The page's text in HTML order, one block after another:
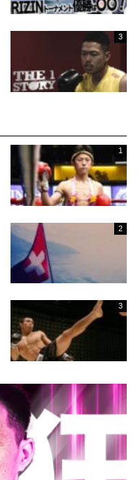
3
1
2
3